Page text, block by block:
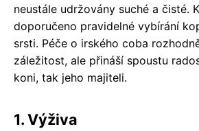
neustále udržovány suché a čisté.
doporučeno pravidelné vybírání
srsti. Péče o irského coba
záležitost, ale přináší spoustu
koni, tak jeho majiteli.
1. Výživa